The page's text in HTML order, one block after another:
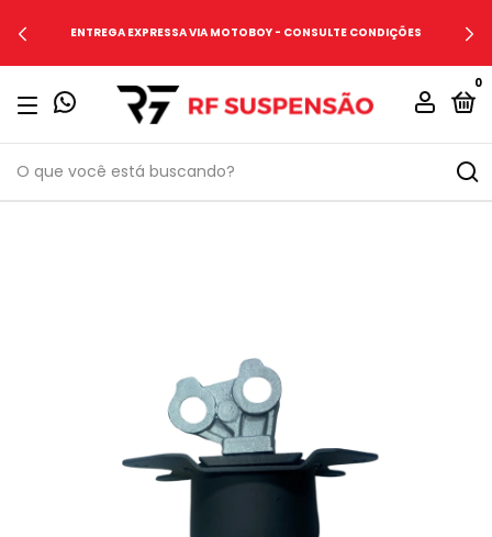
ENTREGA EXPRESSA VIA MOTOBOY - CONSULTE CONDIÇÕES
0